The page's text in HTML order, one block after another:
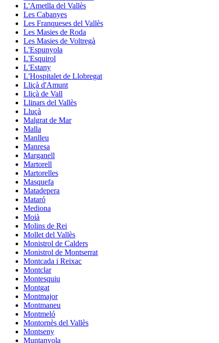
L'Ametlla del Vallès
Les Cabanyes
Les Franqueses del Vallès
Les Masies de Roda
Les Masies de Voltregà
L'Espunyola
L'Esquirol
L'Estany
L'Hospitalet de Llobregat
Lliçà d'Amunt
Lliçà de Vall
Llinars del Vallès
Lluçà
Malgrat de Mar
Malla
Manlleu
Manresa
Marganell
Martorell
Martorelles
Masquefa
Matadepera
Mataró
Mediona
Moià
Molins de Rei
Mollet del Vallès
Monistrol de Calders
Monistrol de Montserrat
Montcada i Reixac
Montclar
Montesquiu
Montgat
Montmajor
Montmaneu
Montmeló
Montornès del Vallès
Montseny
Muntanyola